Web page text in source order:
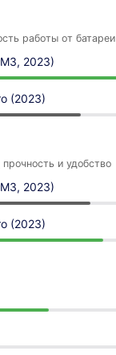
работы от батареи
2023)
(2023)
и удобство
2023)
(2023)